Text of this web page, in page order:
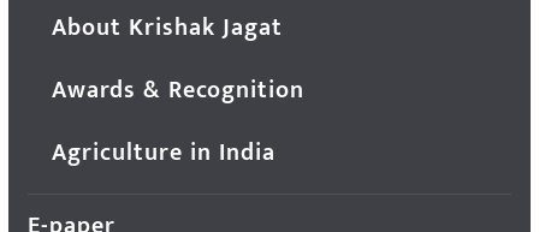
About Krishak Jagat
Awards & Recognition
Agriculture in India